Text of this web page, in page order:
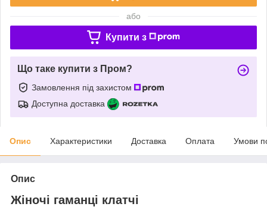
або
Купити з
Що таке купити з Пром?
Замовлення під захистом
Доступна доставка
Опис Характеристики Доставка Оплата Умови
Опис
Жіночі гаманці клатчі